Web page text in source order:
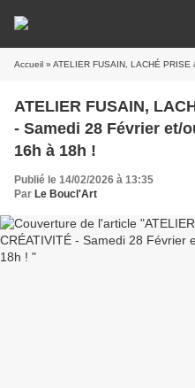
Accueil » ATELIER FUSAIN, LACHÉ PRISE &
ATELIER FUSAIN,
- Samedi 28 Février et/
16h à 18h !
Publié le 14/02/2026 à 13:35
Par Le Boucl'Art